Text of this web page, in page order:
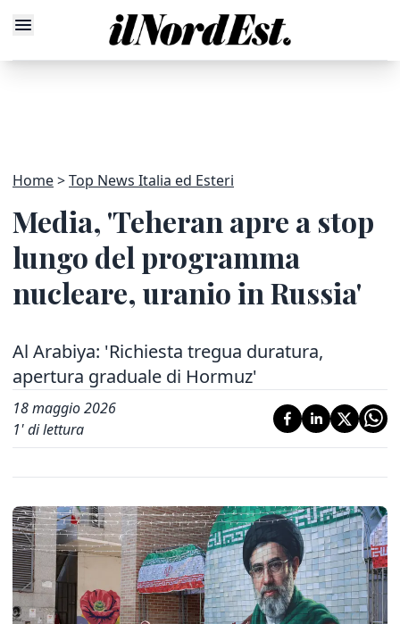
Home Top News Italia ed Esteri
Media, 'Teheran apre a stop
lungo del programma
nucleare, uranio in Russia'
Al Arabiya: 'Richiesta tregua duratura,
apertura graduale di Hormuz'
18 maggio 2026
1' di lettura